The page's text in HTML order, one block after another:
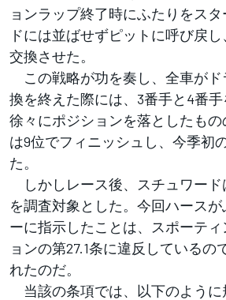
ョンラップ終了時にふたりをス
ドには並ばせずピットに呼び戻
交換させた。
この戦略が功を奏し、全車がド
換を終えた際には、3番手と4番
徐々にポジションを落としたも
は9位でフィニッシュし、今季初
た。
しかしレース後、スチュワード
を調査対象とした。今回ハース
ーに指示したことは、スポーテ
ョンの第27.1条に違反しているの
れたのだ。
当該の条項では、以下のように